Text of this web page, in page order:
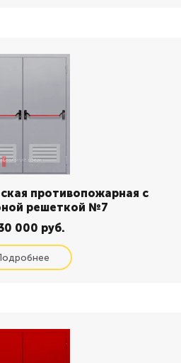
противопожарная с
решеткой №7
000 руб.